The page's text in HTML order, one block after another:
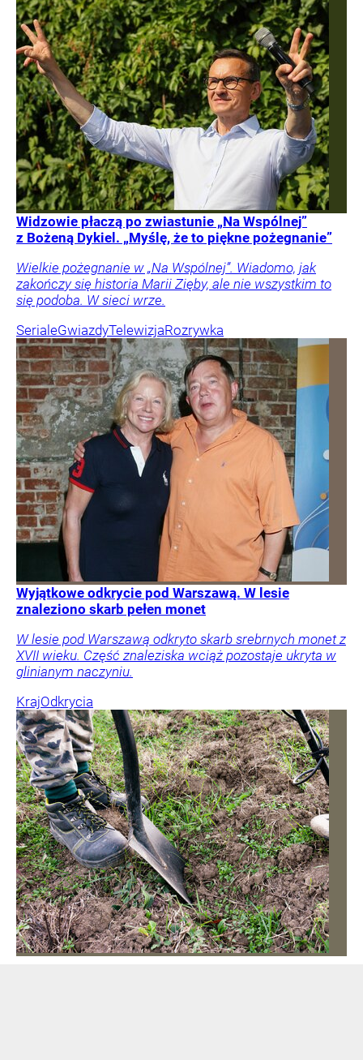
Widzowie płaczą po zwiastunie „Na Wspólnej”
z Bożeną Dykiel. „Myślę, że to piękne pożegnanie”
Wielkie pożegnanie w „Na Wspólnej”. Wiadomo, jak
zakończy się historia Marii Zięby, ale nie wszystkim to
się podoba. W sieci wrze.
SerialeGwiazdyTelewizjaRozrywka
Wyjątkowe odkrycie pod Warszawą. W lesie
znaleziono skarb pełen monet
W lesie pod Warszawą odkryto skarb srebrnych monet z
XVII wieku. Część znaleziska wciąż pozostaje ukryta w
glinianym naczyniu.
KrajOdkrycia